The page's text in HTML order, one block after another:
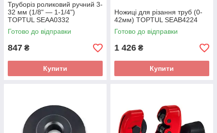
Труборіз роликовий ручний 3-
32 мм (1/8" — 1-1/4")
TOPTUL SEAA0332
Готово до відправки
847 ₴
Купити
Ножиці для різання труб (0-
42мм) TOPTUL SEAB4224
Готово до відправки
1 426 ₴
Купити